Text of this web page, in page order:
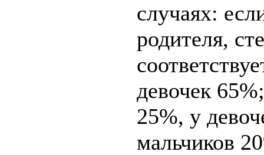
случаях:
родителя,
девочек
25%, у
мальчиков